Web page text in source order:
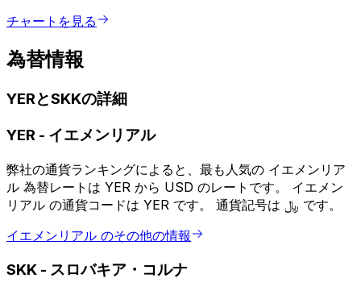
チャートを見る
為替情報
YERとSKKの詳細
YER - イエメンリアル
弊社の通貨ランキングによると、最も人気の イエメンリア
ル 為替レートは YER から USD のレートです。 イエメン
リアル の通貨コードは YER です。 通貨記号は ﷼ です。
イエメンリアル のその他の情報
SKK - スロバキア・コルナ